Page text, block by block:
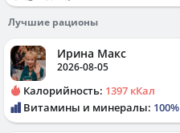
Лучшие рационы
Ирина Макс
2026-08-05
Калорийность: 1397 кКал
Витамины и минералы: 100%